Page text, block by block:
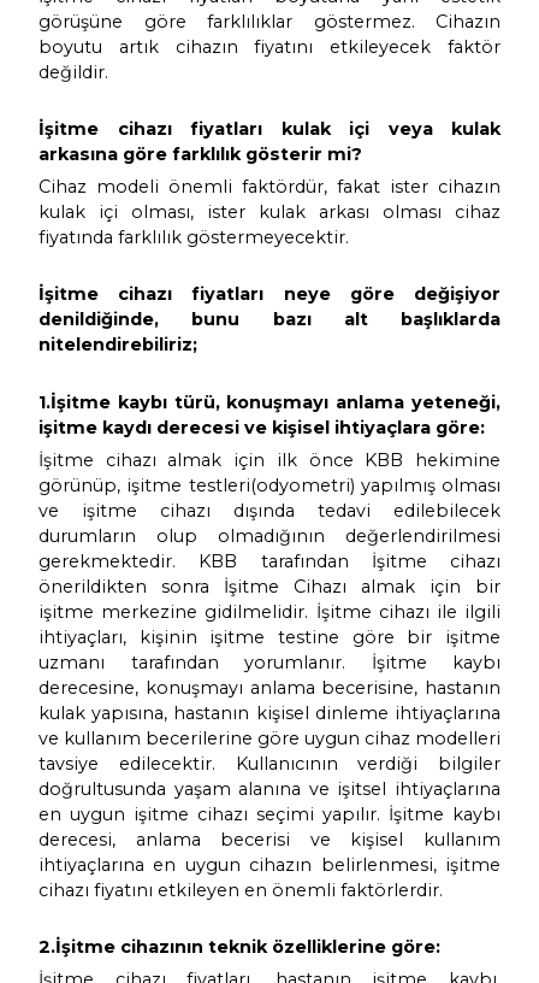
anlama sağladıkları da kanıtlanmıştır.
Bu nedenle de işitme cihazı fiyatları
değişiyor sorusu aklımıza gelmektedir?
işitme kayıplı kişilerin, en çok
bilinen soruları cevaplamak gerekecektir.
İşitme cihazı fiyatları
farklılık gösterir mi?
İşitme cihazı fiyatları boyutuna yani
görüşüne göre farklılıklar göstermez.
boyutu artık cihazın fiyatını
değildir.
İşitme cihazı fiyatları kulak içi
arkasına göre farklılık gösterir mi?
Cihaz modeli önemli faktördür, fakat ister
kulak içi olması, ister kulak arkası
fiyatında farklılık göstermeyecektir.
İşitme cihazı fiyatları neye g öre
denildiğinde, bunu bazı alt
nitelendirebiliriz;
1.İşitme kaybı türü, konuşmayı anlama
işitme kaydı derecesi ve kişisel
İşitme cihazı almak için ilk önce KBB
görünüp, işitme testleri(odyometri)
ve işitme cihazı dışında tedavi
durumların olup olmadığının